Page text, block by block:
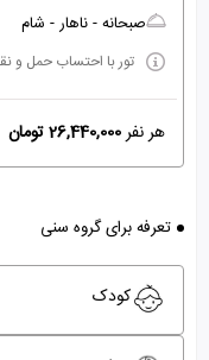
صبحانه - ناهار - شام
تور با احتساب حمل و
هر نفر26,440,000 تومان
تعرفه برای گروه سنی
کودک